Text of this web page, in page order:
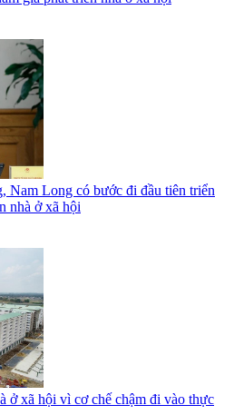
Nam Long có bước đi đầu tiên triển
nhà ở xã hội
ở xã hội vì cơ chế chậm đi vào thực